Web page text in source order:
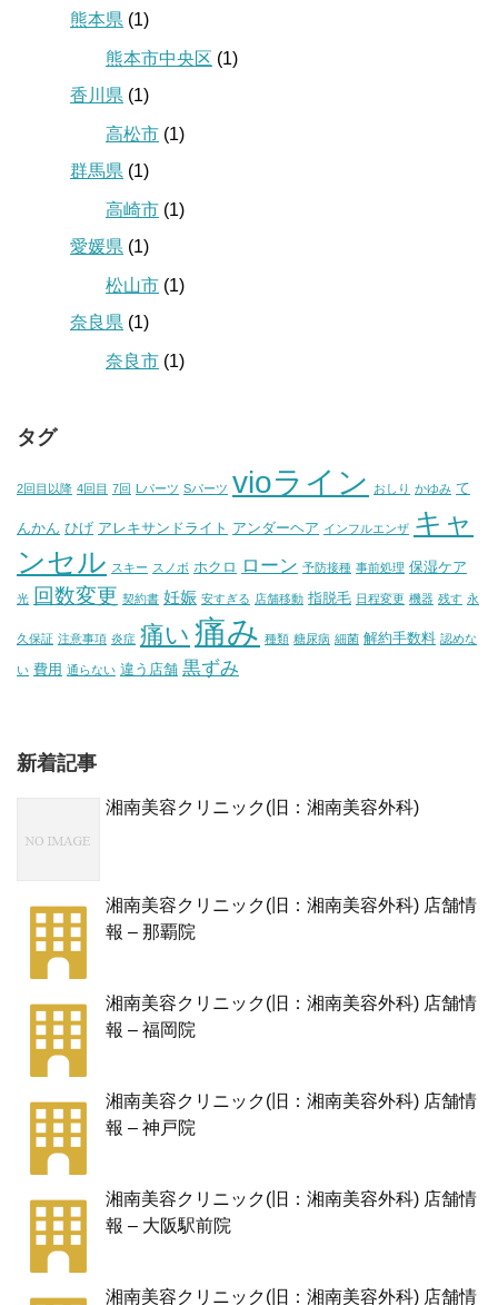
熊本県 (1)
熊本市中央区 (1)
香川県 (1)
高松市 (1)
群馬県 (1)
高崎市 (1)
愛媛県 (1)
松山市 (1)
奈良県 (1)
奈良市 (1)
タグ
2回目以降 4回目 7回 Lパーツ Sパーツ vioライン おしり かゆみ て
んかん ひげ アレキサンドライト アンダーヘア インフルエンザ キャ
ンセル スキー スノボ ホクロ ローン 予防接種 事前処理 保湿ケア
光 回数変更 契約書 妊娠 安すぎる 店舗移動 指脱毛 日程変更 機器 残す 永
久保証 注意事項 炎症 痛い 痛み 種類 糖尿病 細菌 解約手数料 認めな
い 費用 通らない 違う店舗 黒ずみ
新着記事
湘南美容クリニック(旧：湘南美容外科)
湘南美容クリニック(旧：湘南美容外科) 店舗情
報 – 那覇院
湘南美容クリニック(旧：湘南美容外科) 店舗情
報 – 福岡院
湘南美容クリニック(旧：湘南美容外科) 店舗情
報 – 神戸院
湘南美容クリニック(旧：湘南美容外科) 店舗情
報 – 大阪駅前院
湘南美容クリニック(旧：湘南美容外科) 店舗情